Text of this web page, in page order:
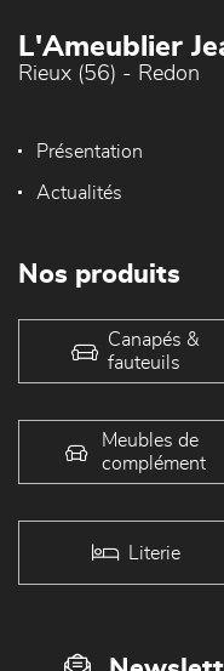
L'Ameublier
Rieux (56) - Redon
Présentation
Actualités
Nos produits
Canapés &
fauteuils
Meubles de
complément
Literie